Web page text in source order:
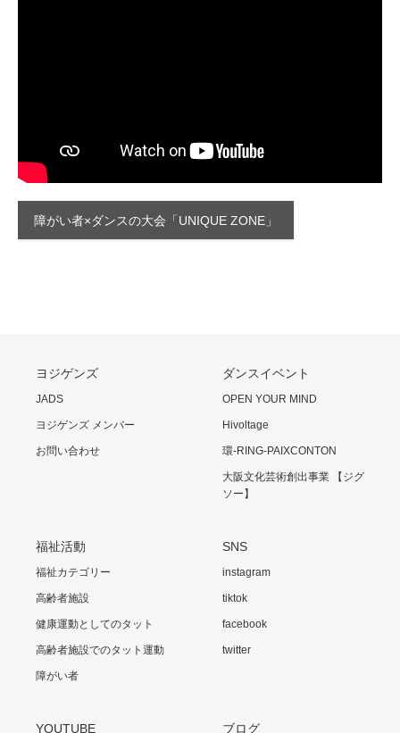
障がい者×ダンスの大会「UNIQUE ZONE」
ヨジゲンズ
JADS
ヨジゲンズ メンバー
お問い合わせ
ダンスイベント
OPEN YOUR MIND
Hivoltage
環-RING-PAIXCONTON
大阪文化芸術創出事業 【ジグ
ソー】
福祉活動
福祉カテゴリー
高齢者施設
健康運動としてのタット
高齢者施設でのタット運動
障がい者
SNS
instagram
tiktok
facebook
twitter
YOUTUBE ブログ